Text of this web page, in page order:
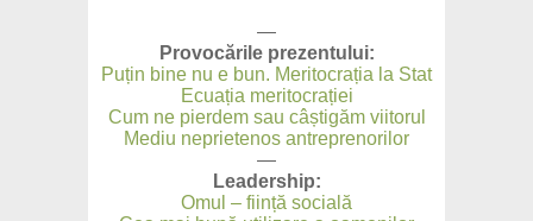
—
Provocările prezentului:
Puțin bine nu e bun. Meritocrația la Stat
Ecuația meritocrației
Cum ne pierdem sau câștigăm viitorul
Mediu neprietenos antreprenorilor
—
Leadership:
Omul – ființă socială